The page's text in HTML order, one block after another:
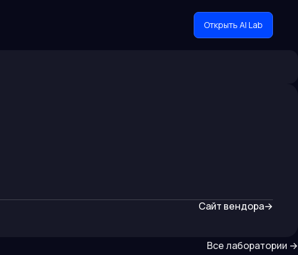
Открыть AI Lab
Сайт вендора→
Все лаборатории →